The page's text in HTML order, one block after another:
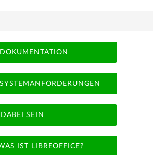
DOKUMENTATION
SYSTEMANFORDERUNGEN
DABEI SEIN
IST LIBREOFFICE?